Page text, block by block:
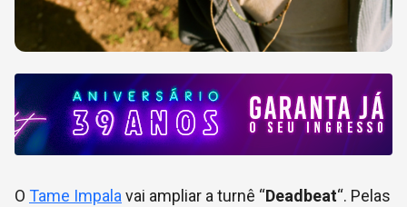
O Tame Impalavai ampliar a turnê “Deadbeat“. Pelas